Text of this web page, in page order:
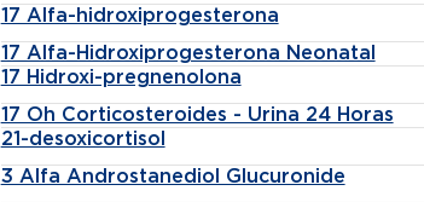
17 Alfa-hidroxiprogesterona
17 Alfa-Hidroxiprogesterona Neonatal
17 Hidroxi-pregnenolona
17 Oh Corticosteroides - Urina 24 Horas
21-desoxicortisol
3 Alfa Androstanediol Glucuronide